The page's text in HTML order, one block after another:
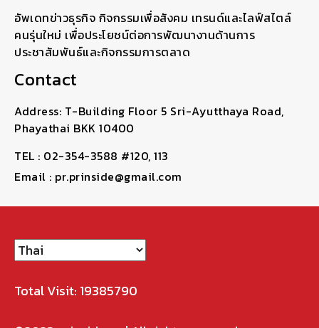
อัพเดทข่าวธุรกิจ กิจกรรมเพื่อสังคม เทรนด์และไลฟ์สไตล์
คนรุ่นใหม่ เพื่อประโยชน์ต่อการพัฒนางานด้านการ
ประชาสัมพันธ์และกิจกรรมการตลาด
Contact
Address: T-Building Floor 5 Sri-Ayutthaya Road,
Phayathai BKK 10400
TEL : 02-354-3588 #120, 113
Email : pr.prinside@gmail.com
Total Visit: 19385790